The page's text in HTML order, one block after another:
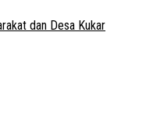
dan Desa Kukar